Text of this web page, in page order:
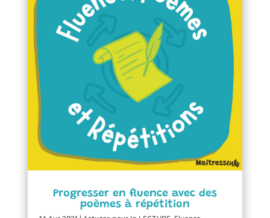
Progresser en fluence avec des
poèmes à répétition